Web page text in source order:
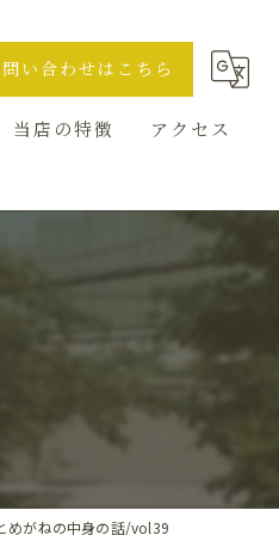
い合わせはこちら
当店の特徴
ランチ
お知らせ
アクセス
めがねの中身の話/vol39